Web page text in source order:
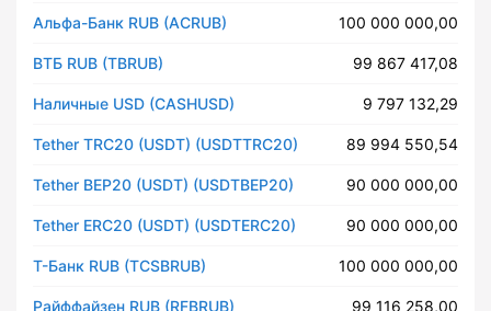
Альфа-Банк RUB (ACRUB) 100 000 000,00
ВТБ RUB (TBRUB) 99 867 417,08
Наличные USD (CASHUSD) 9 797 132,29
Tether TRC20 (USDT) (USDTTRC20) 89 994 550,54
Tether BEP20 (USDT) (USDTBEP20) 90 000 000,00
Tether ERC20 (USDT) (USDTERC20) 90 000 000,00
Т-Банк RUB (TCSBRUB) 100 000 000,00
Райффайзен RUB (RFBRUB) 99 116 258,00